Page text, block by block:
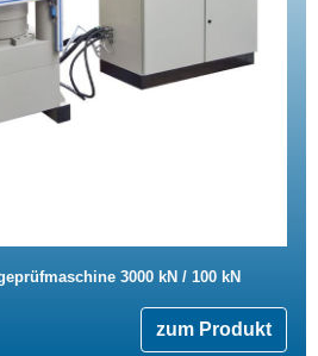
3000 kN / 100 kN
zum Produkt